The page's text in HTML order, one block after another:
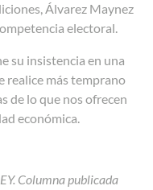
Álvarez Maynez
electoral.
su insistencia en una
realice más temprano
de lo que nos ofrecen
económica.
Columna publicada